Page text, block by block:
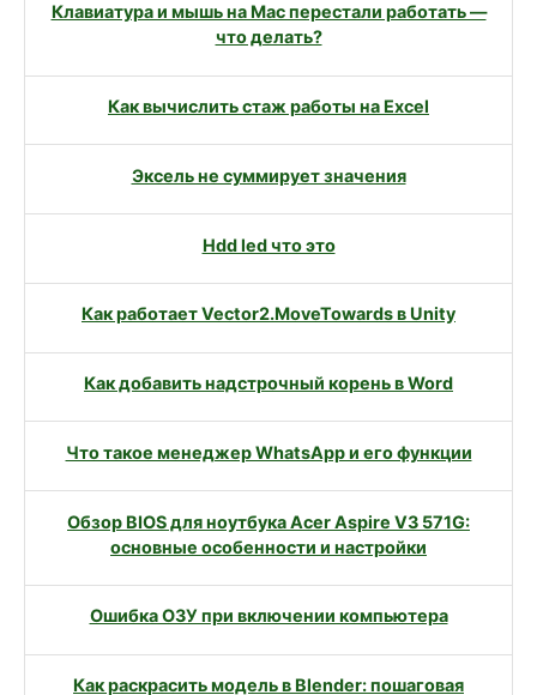
Клавиатура и мышь на Mac перестали работать —
что делать?
Как вычислить стаж работы на Excel
Эксель не суммирует значения
Hdd led что это
Как работает Vector2.MoveTowards в Unity
Как добавить надстрочный корень в Word
Что такое менеджер WhatsApp и его функции
Обзор BIOS для ноутбука Acer Aspire V3 571G:
основные особенности и настройки
Ошибка ОЗУ при включении компьютера
Как раскрасить модель в Blender: пошаговая